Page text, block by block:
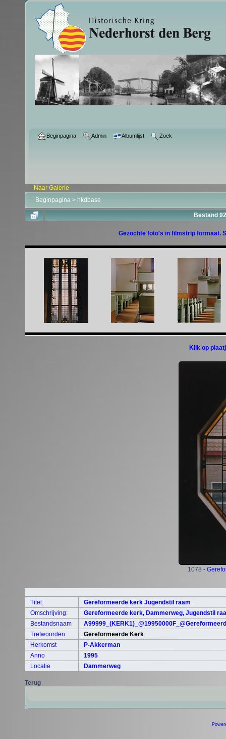
Beginpagina Admin Albumlijst Zoek
Naar Galerie
Beginpagina > hkdbase
Bestand
Gezochte foto's in filmstrip formaat.
Klik op
1078 -
Titel:
Gereformeerde kerk Jugendstil raam
Omschrijving:
Gereformeerde kerk, Dammerweg, Jugendstil
Bestandsnaam
Trefwoorden
Gereformeerde Kerk
Herkomst
P-Akkerman
Anno
1995
Locatie
Dammerweg
Terug